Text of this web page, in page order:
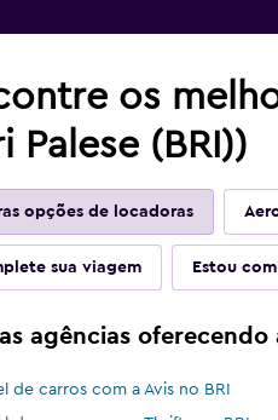
os
Palese (BRI))
opções de locadoras
sua viagem Estou
agências oferecendo
de carros com a Avis no BRI